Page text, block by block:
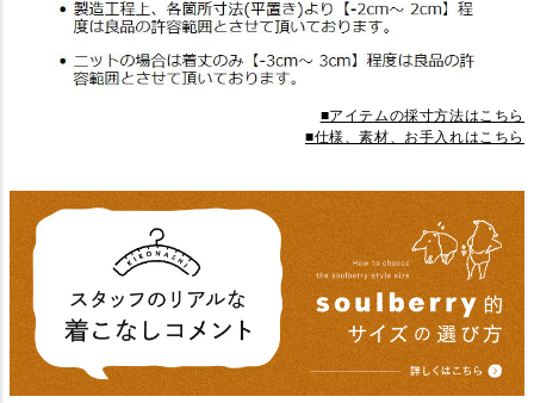
■アイテムの採寸方法はこちら
■仕様、素材、お手入れはこちら